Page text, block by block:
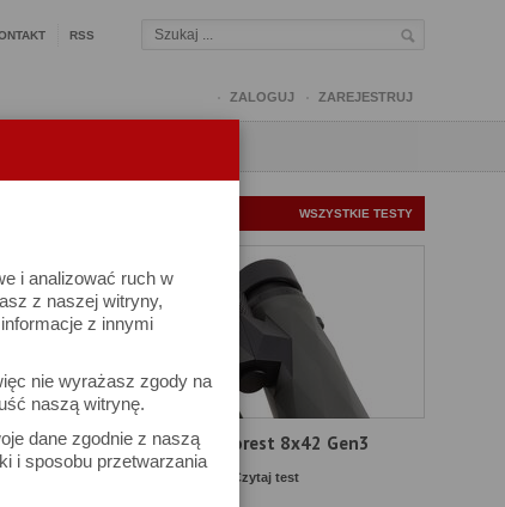
i analizować ruch w
z naszej witryny,
z innymi
nie wyrażasz zgody na
naszą witrynę.
dane zgodnie z naszą
i sposobu przetwarzania
RSS
ZALOGUJ ZAREJESTRUJ
WSZYSTKIE TESTY
Test Delta Optical Forest 8x42 Gen3
Czytaj test